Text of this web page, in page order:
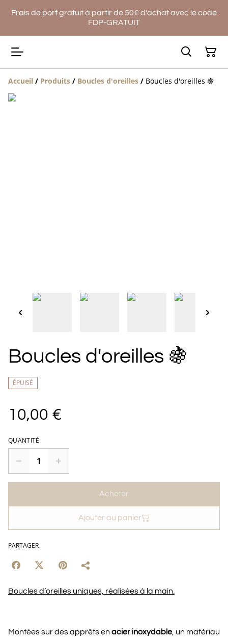
Frais de port gratuit à partir de 50€ d'achat avec le code
FDP-GRATUIT
Accueil / Produits / Boucles d'oreilles / Boucles d'oreilles 🍇
Boucles d'oreilles 🍇
ÉPUISÉ
10,00 €
QUANTITÉ
Acheter
Ajouter au panier
PARTAGER
Boucles d’oreilles uniques, réalisées à la main.
Montées sur des apprêts enacier inoxydable, un matériau